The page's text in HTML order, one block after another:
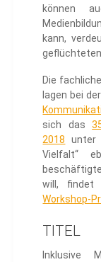
können
kann,
Die
lagen bei
sich das
2018 unter
Vielfalt“
will,
Workshop-
TITEL
Inklusive